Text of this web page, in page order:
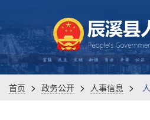
首页 > 政务公开 > 人事信息 >